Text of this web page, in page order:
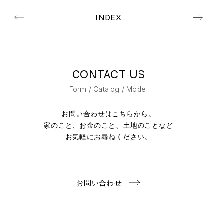
INDEX
CONTACT US
Form / Catalog / Model
お問い合わせはこちらから。
家のこと、お金のこと、土地のことなど
お気軽にお尋ねください。
お問い合わせ